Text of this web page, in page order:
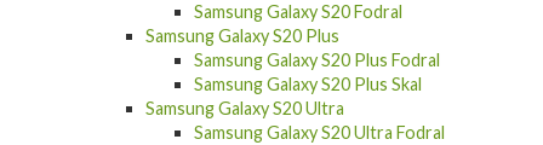
Samsung Galaxy S20 Fodral
Samsung Galaxy S20 Plus
Samsung Galaxy S20 Plus Fodral
Samsung Galaxy S20 Plus Skal
Samsung Galaxy S20 Ultra
Samsung Galaxy S20 Ultra Fodral